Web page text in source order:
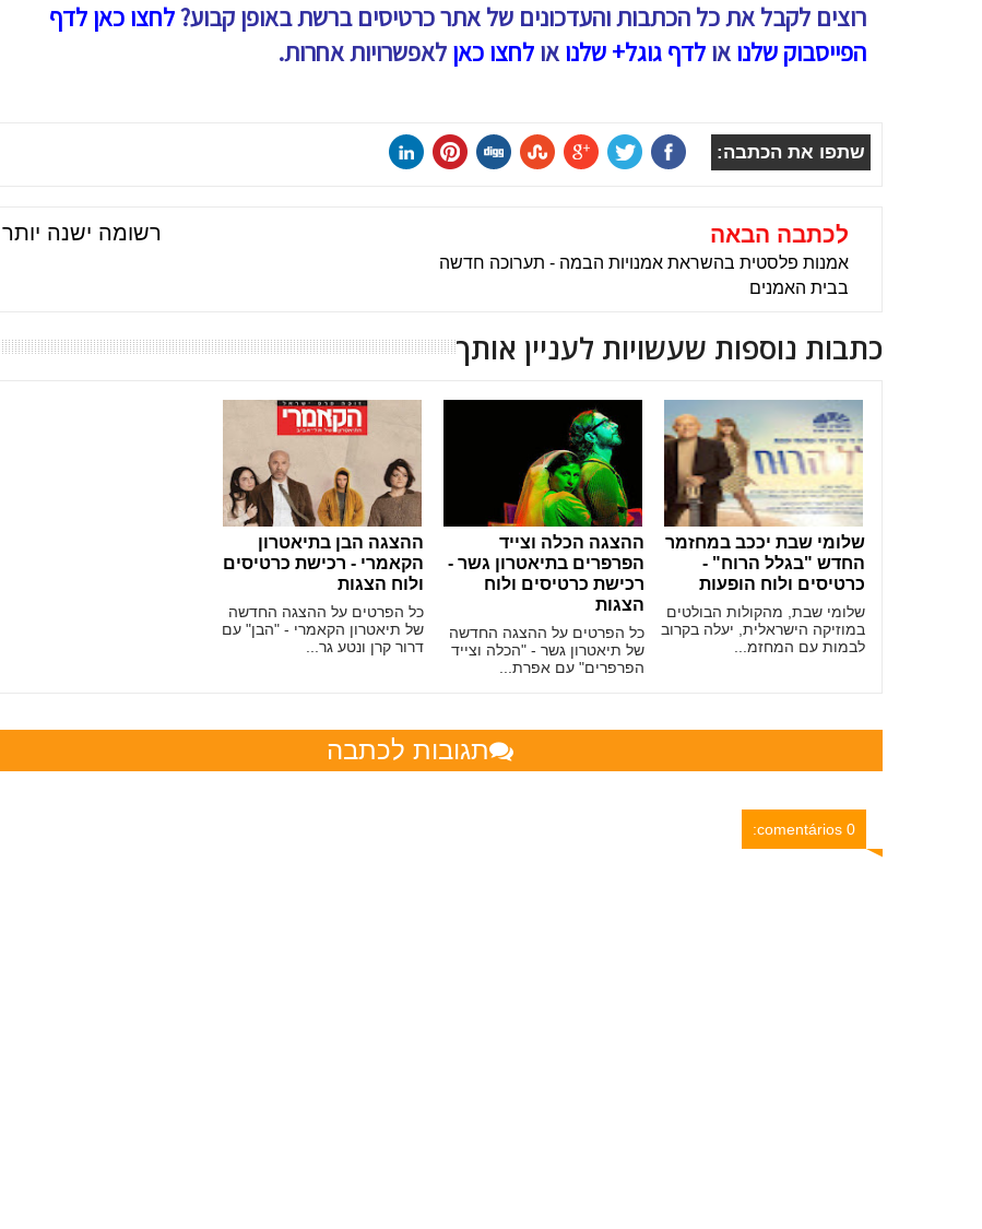
רוצים לקבל את כל הכתבות והעדכונים של אתר כרטיסים ברשת באופן קבוע?לחצו כאן לדף
הפייסבוק שלנואולדף גוגל+ שלנואולחצו כאן לאפשרויות אחרות.
שתפו את הכתבה:
לכתבה הבאה
אמנות פלסטית בהשראת אמנויות הבמה - תערוכה חדשה
בבית האמנים
רשומה ישנה יותר
כתבות נוספות שעשויות לעניין אותך
שלומי שבת יככב במחזמר
החדש "בגלל הרוח" -
כרטיסים ולוח הופעות
שלומי שבת, מהקולות הבולטים
במוזיקה הישראלית, יעלה בקרוב
לבמות עם המחזמ...
ההצגה הכלה וצייד
הפרפרים בתיאטרון גשר -
רכישת כרטיסים ולוח
הצגות
כל הפרטים על ההצגה החדשה
של תיאטרון גשר - "הכלה וצייד
הפרפרים" עם אפרת...
ההצגה הבן בתיאטרון
הקאמרי - רכישת כרטיסים
ולוח הצגות
כל הפרטים על ההצגה החדשה
של תיאטרון הקאמרי - "הבן" עם
דרור קרן ונטע גר...
תגובות לכתבה
0 comentários: